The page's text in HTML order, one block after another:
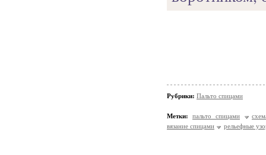
Рубрики: Пальто спицами
Метки: пальто спицами
вязание спицами
рельефные